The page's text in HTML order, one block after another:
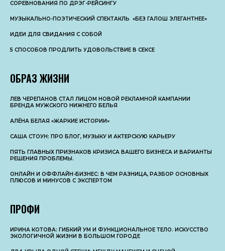
СОРЕВНОВАНИЯ ПО ДРЭГ-РЕЙСИНГУ
МУЗЫКАЛЬНО-ПОЭТИЧЕСКИЙ СПЕКТАКЛЬ «БЕЗ ГАЛОШ ЭЛЕГАНТНЕЕ»
ИДЕИ ДЛЯ СВИДАНИЯ С СОБОЙ
5 СПОСОБОВ ПРОДЛИТЬ УДОВОЛЬСТВИЕ В СЕКСЕ
ОБРАЗ ЖИЗНИ
ЛЕВ ЧЕРЕПАНОВ СТАЛ ЛИЦОМ НОВОЙ РЕКЛАМНОЙ КАМПАНИИ
БРЕНДА МУЖСКОГО НИЖНЕГО БЕЛЬЯ
АЛЁНА БЕЛАЯ «ЖАРКИЕ ИСТОРИИ»
САША СТОУН: ПРО БЛОГ, МУЗЫКУ И АКТЕРСКУЮ КАРЬЕРУ
ПЯТЬ ГЛАВНЫХ ПРИЗНАКОВ КРИЗИСА ВАШЕГО БИЗНЕСА И ВАРИАНТЫ
РЕШЕНИЯ ПРОБЛЕМЫ.
ОНЛАЙН И ОФФЛАЙН-БИЗНЕС: В ЧЕМ РАЗНИЦА, РАЗБОР ОСНОВНЫX
ПЛЮСОВ И МИНУСОВ С ЭКСПЕРТОМ
ПРОФИ
ИРИНА КОТОВА: ГИБКИЙ УМ И ФУНКЦИОНАЛЬНОЕ ТЕЛО. ИСКУССТВО
ЭКОЛОГИЧНОЙ ЖИЗНИ В БОЛЬШОМ ГОРОДЕ